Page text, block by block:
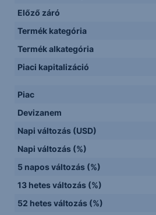
Előző záró
Termék kategória
Termék alkategória
Piaci kapitalizáció
Piac
Devizanem
Napi változás (USD)
Napi változás (%)
5 napos változás (%)
13 hetes változás (%)
52 hetes változás (%)